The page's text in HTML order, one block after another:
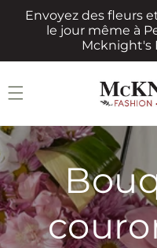
passer
Envoyez des fleurs
le jour même à
Mcknight's